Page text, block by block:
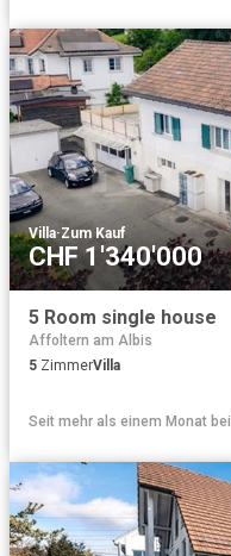
Villa·Zum Kauf
CHF 1'340'000
5 Room single house
Affoltern am Albis
5 ZimmerVilla
Seit mehr als einem Monat bei